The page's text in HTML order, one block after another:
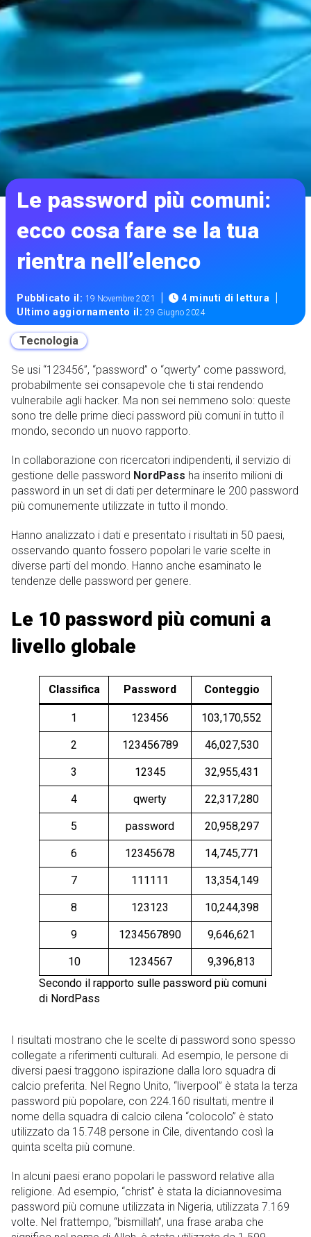
Le password più comuni:
ecco cosa fare se la tua
rientra nell’elenco
Pubblicato il:19 Novembre 2021 | 4 minuti di lettura |
Ultimo aggiornamento il:29 Giugno 2024
Tecnologia
Se usi “123456”, “password” o “qwerty” come password,
probabilmente sei consapevole che ti stai rendendo
vulnerabile agli hacker. Ma non sei nemmeno solo: queste
sono tre delle prime dieci password più comuni in tutto il
mondo, secondo un nuovo rapporto.
In collaborazione con ricercatori indipendenti, il servizio di
gestione delle password NordPass ha inserito milioni di
password in un set di dati per determinare le 200 password
più comunemente utilizzate in tutto il mondo.
Hanno analizzato i dati e presentato i risultati in 50 paesi,
osservando quanto fossero popolari le varie scelte in
diverse parti del mondo. Hanno anche esaminato le
tendenze delle password per genere.
Le 10 password più comuni a
livello globale
Classifica Password Conteggio
1 123456 103,170,552
2 123456789 46,027,530
3 12345 32,955,431
4 qwerty 22,317,280
5 password 20,958,297
6 12345678 14,745,771
7 111111 13,354,149
8 123123 10,244,398
9 1234567890 9,646,621
10 1234567
9,396,813
Secondo il rapporto sulle password più comuni
di NordPass
I risultati mostrano che le scelte di password sono spesso
collegate a riferimenti culturali. Ad esempio, le persone di
diversi paesi traggono ispirazione dalla loro squadra di
calcio preferita. Nel Regno Unito, “liverpool” è stata la terza
password più popolare, con 224.160 risultati, mentre il
nome della squadra di calcio cilena “colocolo” è stato
utilizzato da 15.748 persone in Cile, diventando così la
quinta scelta più comune.
In alcuni paesi erano popolari le password relative alla
religione. Ad esempio, “christ” è stata la diciannovesima
password più comune utilizzata in Nigeria, utilizzata 7.169
volte. Nel frattempo, “bismillah”, una frase araba che